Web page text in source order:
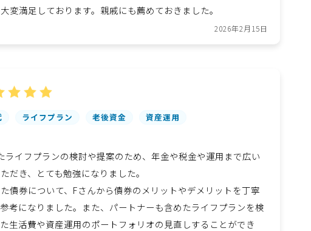
変満足しております。親戚にも薦めておきました。
2026年2月15日
ライフプラン 老後資金 資産運用
イフプランの検討や提案のため、年金や税金や運用まで広い
だき、とても勉強になりました。
債券について、Fさんから債券のメリットやデメリットを丁寧
考になりました。また、パートナーも含めたライフプランを検
生活費や資産運用のポートフォリオの見直しすることができ